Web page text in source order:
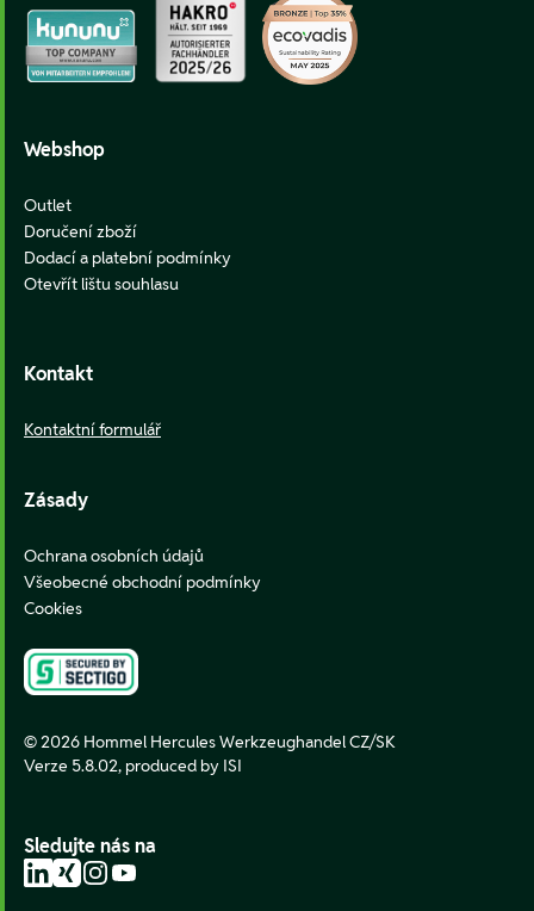
Webshop
Outlet
Doručení zboží
Dodací a platební podmínky
Otevřít lištu souhlasu
Kontakt
Kontaktní formulář
Zásady
Ochrana osobních údajů
Všeobecné obchodní podmínky
Cookies
© 2026 Hommel Hercules Werkzeughandel CZ/SK
Verze 5.8.02, produced by ISI
Sledujte nás na
LinkedIn
XingInstagram
YouTube